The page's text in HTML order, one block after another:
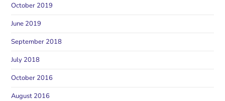
October 2019
June 2019
September 2018
July 2018
October 2016
August 2016